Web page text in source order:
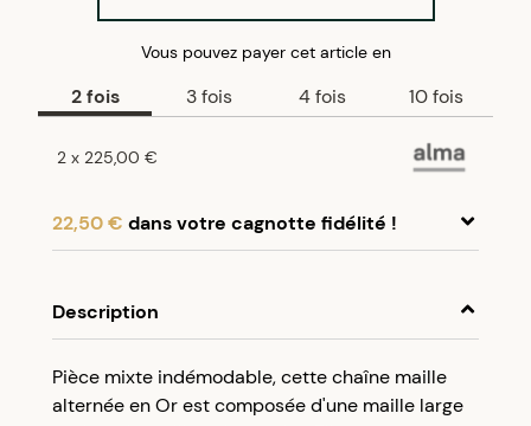
Vous pouvez payer cet articleen
2fois 3fois 4fois 10fois
2 x 225,00 €
22,50 € dans votre cagnotte fidélité !
compte client et cumulez 5% de vos achats dans
votre cagnotte fidélité sans minimum d’achat.
Description
Pièce mixte indémodable, cette chaîne maille
alternée en Or est composée d'une maille large